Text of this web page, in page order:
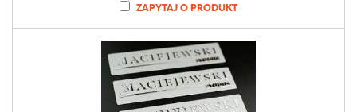
ZAPYTAJ O PRODUKT